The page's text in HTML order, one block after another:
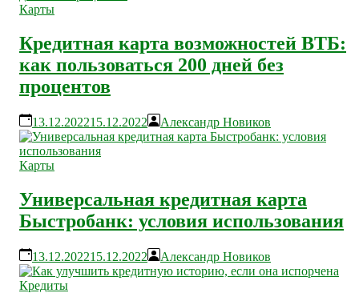
Карты
Кредитная карта возможностей ВТБ:
как пользоваться 200 дней без
процентов
13.12.202215.12.2022 Александр Новиков
Карты
Универсальная кредитная карта
Быстробанк: условия использования
13.12.202215.12.2022 Александр Новиков
Кредиты